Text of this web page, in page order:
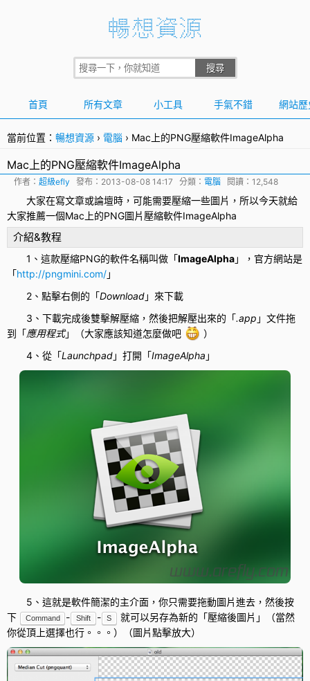
首頁 所有文章 小工具 手氣不錯 網站歷
當前位置： 暢想資源 › 電腦 › Mac上的PNG壓縮軟件ImageAlpha
Mac上的PNG壓縮軟件ImageAlpha
作者： 超級efly 發布： 2013-08-08 14:17 分類： 電腦 閱讀：12,548
大家在寫文章或論壇時，可能需要壓縮一些圖片，所以今天就給
大家推薦一個Mac 上的PNG圖片壓縮軟件ImageAlpha
介紹&教程
1、這款壓縮PNG的軟件名稱叫做「ImageAlpha」，官方網站是
「http://pngmini.com/」
2、點擊右側的「Download」來下載
3、下載完成後雙擊解壓縮，然後把解壓出來的「.app 」文件拖
到「應用程式」（大家應該知道怎麼做吧
）
4、從「Launchpad」打開「ImageAlpha 」
5、這就是軟件簡潔的主介面，你只需要拖動圖片進去，然後按
下
Command - Shift - S
就可以另存為新的「壓縮後圖片」（當然
你從頂上選擇也行。。。）（圖片點擊放大）